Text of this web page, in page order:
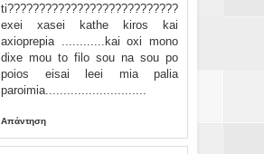
ti???????????????????????????
exei xasei kathe kiros kai
axioprepia ............kai oxi mono
dixe mou to filo sou na sou po
poios eisai leei mia palia
paroimia............................
Απάντηση